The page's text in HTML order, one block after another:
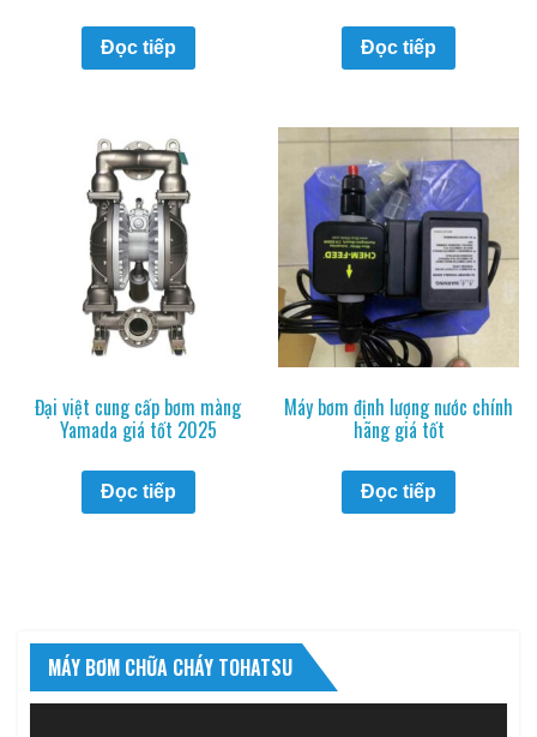
Đọc tiếp Đọc tiếp
Đại việt cung cấp bơm màng
Yamada giá tốt 2025
Đọc tiếp
Máy bơm định lượng nước chính
hãng giá tốt
Đọc tiếp
MÁY BƠM CHỮA CHÁY TOHATSU